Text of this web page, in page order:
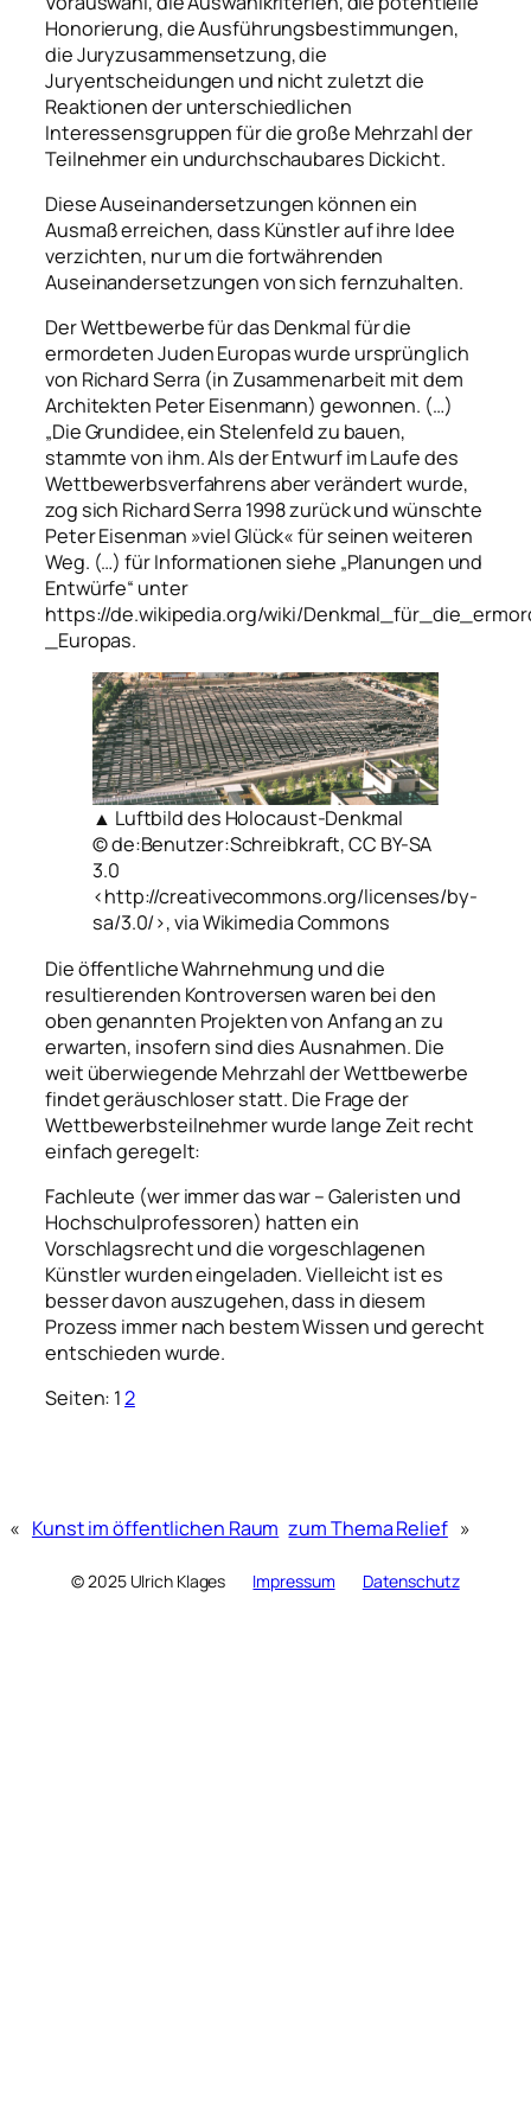
Honorierung, die Ausführungsbestimmungen,
die Juryzusammensetzung, die
Juryentscheidungen und nicht zuletzt die
Reaktionen der unterschiedlichen
Interessensgruppen für die große Mehrzahl der
Teilnehmer ein undurchschaubares Dickicht.
Diese Auseinandersetzungen können ein
Ausmaß erreichen, dass Künstler auf ihre Idee
verzichten, nur um die fortwährenden
Auseinandersetzungen von sich fernzuhalten.
Der Wettbewerbe für das Denkmal für die
ermordeten Juden Europas wurde ursprünglich
von Richard Serra (in Zusammenarbeit mit dem
Architekten Peter Eisenmann) gewonnen. (…)
„Die Grundidee, ein Stelenfeld zu bauen,
stammte von ihm. Als der Entwurf im Laufe des
Wettbewerbsverfahrens aber verändert wurde,
zog sich Richard Serra 1998 zurück und wünschte
Peter Eisenman »viel Glück« für seinen weiteren
Weg. (…) für Informationen siehe „Planungen und
Entwürfe“ unter
https://de.wikipedia.org/wiki/
_Europas.
▲ Luftbild des Holocaust-Denkmal
© de:Benutzer:Schreibkraft, CC BY-SA
3.0
<http://creativecommons.org/licenses/by-
sa/3.0/>, via Wikimedia Commons
Die öffentliche Wahrnehmung und die
resultierenden Kontroversen waren bei den
oben genannten Projekten von Anfang an zu
erwarten, insofern sind dies Ausnahmen. Die
weit überwiegende Mehrzahl der Wettbewerbe
findet geräuschloser statt. Die Frage der
Wettbewerbsteilnehmer wurde lange Zeit recht
einfach geregelt:
Fachleute (wer immer das war – Galeristen und
Hochschulprofessoren) hatten ein
Vorschlagsrecht und die vorgeschlagenen
Künstler wurden eingeladen. Vielleicht ist es
besser davon auszugehen, dass in diesem
Prozess immer nach bestem Wissen und gerecht
entschieden wurde.
Seiten: 12
« Kunst im öffentlichen Raum zum Thema Relief »
© 2025 Ulrich Klages Impressum Datenschutz